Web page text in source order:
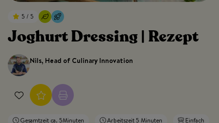
5 / 5
Joghurt Dressing | Rezept
Nils, Head of Culinary Innovation
Gesamtzeit ca. 5Minuten Arbeitszeit 5 Minuten Einfach